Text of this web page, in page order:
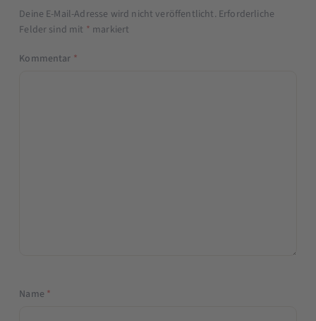
Deine E-Mail-Adresse wird nicht veröffentlicht. Erforderliche
Felder sind mit * markiert
Kommentar *
Name *